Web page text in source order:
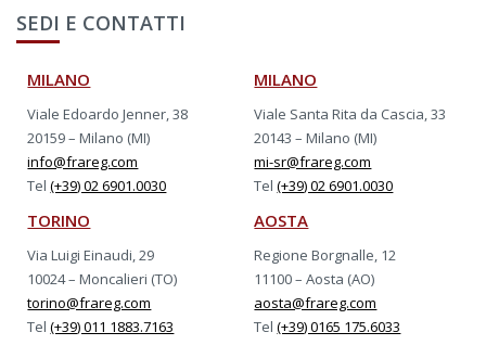
SEDI E CONTATTI
MILANO
Viale Edoardo Jenner, 38
20159 – Milano (MI)
info@frareg.com
Tel(+39) 02 6901.0030
MILANO
Viale Santa Rita da Cascia, 33
20143 – Milano (MI)
mi-sr@frareg.com
Tel(+39) 02 6901.0030
TORINO
Via Luigi Einaudi, 29
10024 – Moncalieri (TO)
torino@frareg.com
Tel(+39) 011 1883.7163
AOSTA
Regione Borgnalle, 12
11100 – Aosta (AO)
aosta@frareg.com
Tel(+39) 0165 175.6033